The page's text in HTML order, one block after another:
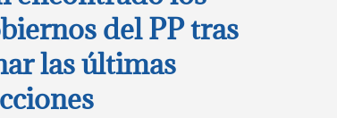
del PP tras
las últimas